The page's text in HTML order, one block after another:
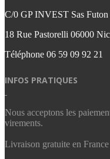
C/0 GP INVEST Sas Futon
18 Rue Pastorelli 06000
Téléphone 06 59 09 92 21‬
INFOS PRATIQUES
Nous acceptons les
virements.
Livraison gratuite en